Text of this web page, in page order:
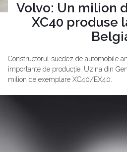
Volvo: Un milion
XC40 produse
Constructorul suedez de automobile
importante de producție. Uzina din
milion de exemplare XC40/EX40.